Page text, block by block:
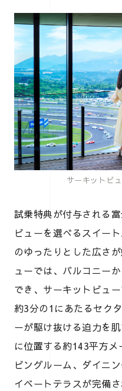
サーキットビ
試乗特典が付与される
ビューを選べるスイー
のゆったりとした広さ
ューでは、バルコニー
でき、サーキットビュ
約3分の1にあたるセク
ーが駆け抜ける迫力を
に位置する約143平方
ビングルーム、ダイニ
イベートテラスが完備